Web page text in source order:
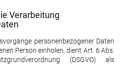
Verarbeitung
personenbezogener Daten
Person einholen, dient Art. 6 Abs.
(DSGVO) als